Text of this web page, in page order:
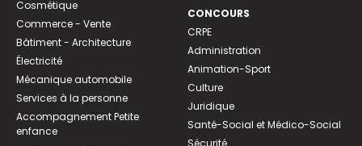
Cosmétique
Commerce - Vente
Bâtiment - Architecture
Électricité
Mécanique automobile
Services à la personne
Accompagnement Petite
enfance
CONCOURS
CRPE
Administration
Animation-Sport
Culture
Juridique
Santé-Social et Médico-Social